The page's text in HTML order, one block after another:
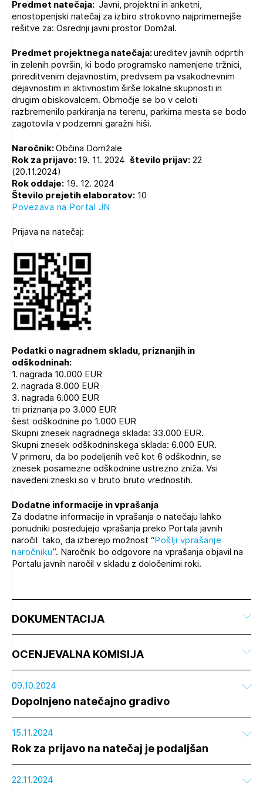
POZABLJENO GESLO
REGISTRIRAJTE SE
Predmet natečaja: Javni, projektni in anketni,
enostopenjski natečaj za izbiro strokovno najprimernejše
rešitve za: Osrednji javni prostor Domžal.
Predmet projektnega natečaja:ureditev javnih odprtih
in zelenih površin, ki bodo programsko namenjene tržnici,
prireditvenim dejavnostim, predvsem pa vsakodnevnim
dejavnostim in aktivnostim širše lokalne skupnosti in
drugim obiskovalcem. Območje se bo v celoti
razbremenilo parkiranja na terenu, parkirna mesta se bodo
zagotovila v podzemni garažni hiši.
Naročnik:Občina Domžale
Rok za prijavo:19. 11. 2024 število prijav:22
(20.11.2024)
Rok oddaje: 19. 12. 2024
Število prejetih elaboratov: 10
Povezava na Portal JN
Prijava na natečaj:
Podatki o nagradnem skladu, priznanjih in
odškodninah:
1. nagrada 10.000 EUR
2. nagrada 8.000 EUR
3. nagrada 6.000 EUR
tri priznanja po 3.000 EUR
šest odškodnine po 1.000 EUR
Skupni znesek nagradnega sklada: 33.000 EUR.
Skupni znesek odškodninskega sklada: 6.000 EUR.
V primeru, da bo podeljenih več kot 6 odškodnin, se
znesek posamezne odškodnine ustrezno zniža. Vsi
navedeni zneski so v bruto bruto vrednostih.
Dodatne informacije in vprašanja
Za dodatne informacije in vprašanja o natečaju lahko
ponudniki posredujejo vprašanja preko Portala javnih
naročil tako, da izberejo možnost “Pošlji vprašanje
naročniku”. Naročnik bo odgovore na vprašanja objavil na
Portalu javnih naročil v skladu z določenimi roki.
DOKUMENTACIJA
OCENJEVALNA KOMISIJA
09.10.2024
Dopolnjeno natečajno gradivo
15.11.2024
Rok za prijavo na natečaj je podaljšan
22.11.2024
PRIJAVITE SE
Novičnik natečajev
Tedenski novičnik javnih naročil
Dnevne medijske objave
NAPREJ